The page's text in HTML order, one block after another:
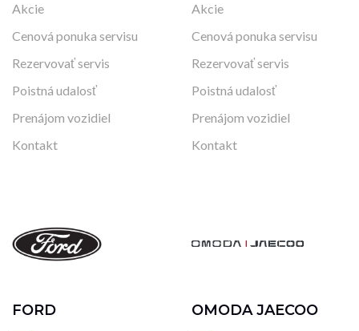
Akcie
Cenová ponuka servisu
Rezervovať servis
Poistná udalosť
Prenájom vozidiel
Kontakt
Akcie
Cenová ponuka servisu
Rezervovať servis
Poistná udalosť
Prenájom vozidiel
Kontakt
FORD OMODA JAECOO